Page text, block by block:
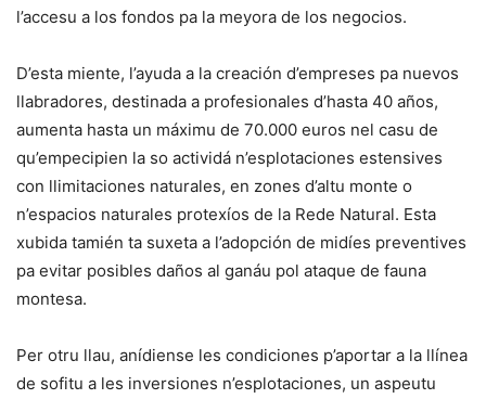
l’accesu a los fondos pa la meyora de los negocios.
D’esta miente, l’ayuda a la creación d’empreses pa nuevos
llabradores, destinada a profesionales d’hasta 40 años,
aumenta hasta un máximu de 70.000 euros nel casu de
qu’empecipien la so actividá n’esplotaciones estensives
con llimitaciones naturales, en zones d’altu monte o
n’espacios naturales protexíos de la Rede Natural. Esta
xubida tamién ta suxeta a l’adopción de midíes preventives
pa evitar posibles daños al ganáu pol ataque de fauna
montesa.
Per otru llau, anídiense les condiciones p’aportar a la llínea
de sofitu a les inversiones n’esplotaciones, un aspeutu